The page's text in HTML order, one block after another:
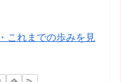
これまでの歩みを見